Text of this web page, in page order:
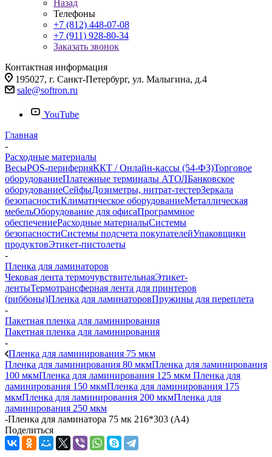
Назад
Телефоны
+7 (812) 448-07-08
+7 (911) 928-80-34
Заказать звонок
Контактная информация
195027, г. Санкт-Петербург, ул. Малыгина, д.4
sale@softron.ru
YouTube
Главная
-
Расходные материалы
ВесыPOS-периферияККТ / Онлайн-кассы (54-ФЗ)Торговое
оборудованиеПлатежные терминалы АТОЛБанковское
оборудованиеСейфыДозиметры, нитрат-тестерЗеркала
безопасностиКлиматическое оборудованиеМеталлическая
мебельОборудование для офисаПрограммное
обеспечениеРасходные материалыСистемы
безопасностиСистемы подсчета покупателейУпаковщики
продуктовЭтикет-пистолеты
-
Пленка для ламинаторов
Чековая лента термочувствительнаяЭтикет-
лентыТермотрансферная лента для принтеров
(риббоны)Пленка для ламинаторовПружины для переплета
-
Пакетная пленка для ламинирования
Пакетная пленка для ламинирования
-
Пленка для ламинирования 75 мкм
Пленка для ламинирования 80 мкмПленка для ламинирования
100 мкмПленка для ламинирования 125 мкм Пленка для
ламинирования 150 мкмПленка для ламинирования 175
мкмПленка для ламинирования 200 мкмПленка для
ламинирования 250 мкм
-Пленка для ламинатора 75 мк 216*303 (А4)
Поделиться